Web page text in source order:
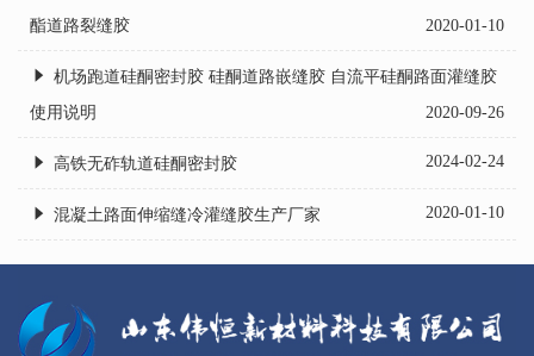
酯道路裂缝胶
2020-01-10
机场跑道硅酮密封胶 硅酮道路嵌缝胶 自流平硅酮路面灌缝胶
使用说明
2020-09-26
高铁无砟轨道硅酮密封胶 2024-02-24
混凝土路面伸缩缝冷灌缝胶生产厂家 2020-01-10